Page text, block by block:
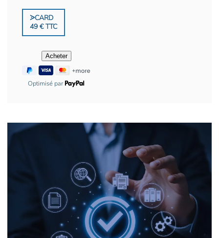
ᐷCARD
49 € TTC
Optimisé par